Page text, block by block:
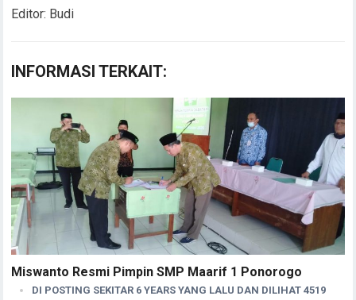
Editor: Budi
INFORMASI TERKAIT:
Miswanto Resmi Pimpin SMP Maarif 1 Ponorogo
DI POSTING SEKITAR 6 YEARS YANG LALU DAN DILIHAT 4519